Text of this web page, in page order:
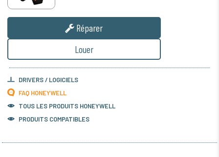
Réparer
Louer
DRIVERS / LOGICIELS
FAQ HONEYWELL
TOUS LES PRODUITS HONEYWELL
PRODUITS COMPATIBLES